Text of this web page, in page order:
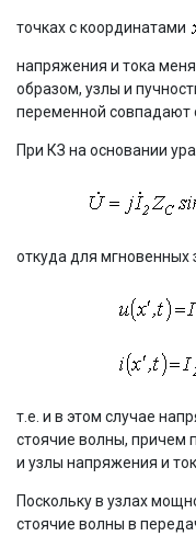
точках с координатами
напряжения и тока
образом, узлы и
переменной совпадают
При КЗ на основании
откуда для мгновенных
т.е. и в этом случае
стоячие волны, причем
и узлы напряжения и
Поскольку в узлах
стоячие волны в